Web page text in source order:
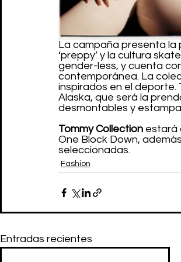
La campaña presenta la
‘preppy’ y la cultura
gender-less, y cuenta
contemporánea. La
inspirados en el deporte.
Alaska, que será la
desmontables y
Tommy Collection estará
One Block Down,
seleccionadas.
Fashion
Entradas recientes